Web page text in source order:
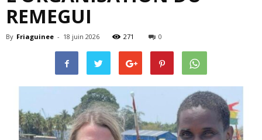
REMEGUI
By Friaguinee - 18 juin 2026 271 0